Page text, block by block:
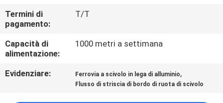
CONTATTICI
NOTIZIE
CASI
Termini di
pagamento:
T/T
Capacità di
alimentazione:
1000 metri a settimana
Evidenziare: Ferrovia a scivolo in lega di alluminio,
Flusso di striscia di bordo di ruota di scivolo